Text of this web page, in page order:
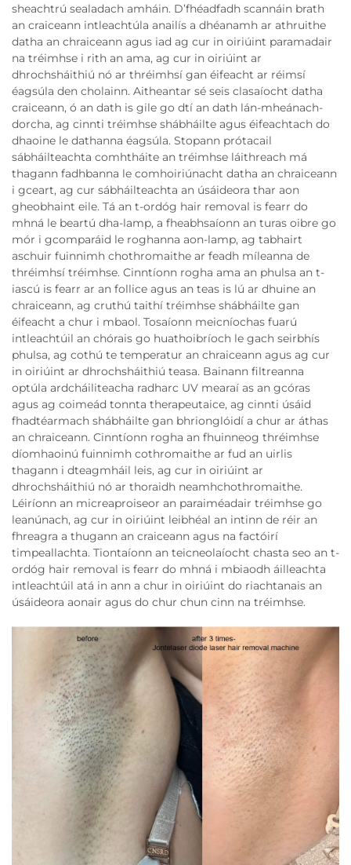
sheachtrú sealadach amháin. D’fhéadfadh scannáin brath
an craiceann intleachtúla anailís a dhéanamh ar athruithe
datha an chraiceann agus iad ag cur in oiriúint paramadair
na tréimhse i rith an ama, ag cur in oiriúint ar
dhrochsháithiú nó ar thréimhsí gan éifeacht ar réimsí
éagsúla den cholainn. Aitheantar sé seis clasaíocht datha
craiceann, ó an dath is gile go dtí an dath lán-mheánach-
dorcha, ag cinnti tréimhse shábháilte agus éifeachtach do
dhaoine le dathanna éagsúla. Stopann prótacail
sábháilteachta comhtháite an tréimhse láithreach má
thagann fadhbanna le comhoiriúnacht datha an chraiceann
i gceart, ag cur sábháilteachta an úsáideora thar aon
gheobhaint eile. Tá an t-ordóg hair removal is fearr do
mhná le beartú dha-lamp, a fheabhsaíonn an turas oibre go
mór i gcomparáid le roghanna aon-lamp, ag tabhairt
aschuir fuinnimh chothromaithe ar feadh míleanna de
thréimhsí tréimhse. Cinntíonn rogha ama an phulsa an t-
iascú is fearr ar an follice agus an teas is lú ar dhuine an
chraiceann, ag cruthú taithí tréimhse shábháilte gan
éifeacht a chur i mbaol. Tosaíonn meicníochas fuarú
intleachtúil an chórais go huathoibríoch le gach seirbhís
phulsa, ag cothú te temperatur an chraiceann agus ag cur
in oiriúint ar dhrochsháithiú teasa. Bainann filtreanna
optúla ardcháiliteacha radharc UV mearaí as an gcóras
agus ag coimeád tonnta therapeutaice, ag cinnti úsáid
fhadtéarmach shábháilte gan bhrionglóidí a chur ar áthas
an chraiceann. Cinntíonn rogha an fhuinneog thréimhse
díomhaoinú fuinnimh cothromaithe ar fud an uirlis
thagann i dteagmháil leis, ag cur in oiriúint ar
dhrochsháithiú nó ar thoraidh neamhchothromaithe.
Léiríonn an micreaproiseor an paraiméadair tréimhse go
leanúnach, ag cur in oiriúint leibhéal an intinn de réir an
fhreagra a thugann an craiceann agus na factóirí
timpeallachta. Tiontaíonn an teicneolaíocht chasta seo an t-
ordóg hair removal is fearr do mhná i mbiaodh áilleachta
intleachtúil atá in ann a chur in oiriúint do riachtanais an
úsáideora aonair agus do chur chun cinn na tréimhse.